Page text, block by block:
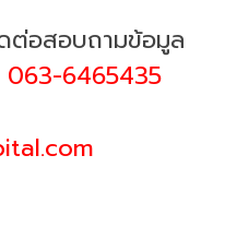
ต่อสอบถามข้อมูล
063-6465435